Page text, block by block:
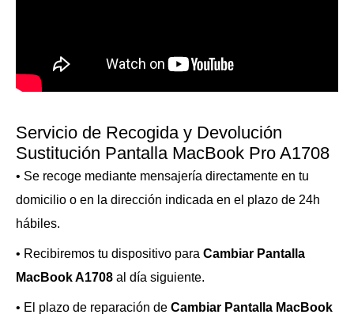
Servicio de Recogida y Devolución
Sustitución Pantalla MacBook Pro A1708
• Se recoge mediante mensajería directamente en tu
domicilio o en la dirección indicada en el plazo de 24h
hábiles.
• Recibiremos tu dispositivo para Cambiar Pantalla
MacBook A1708 al día siguiente.
• El plazo de reparación de Cambiar Pantalla MacBook